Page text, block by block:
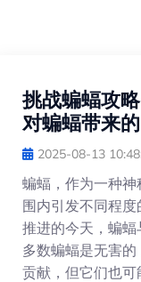
挑战蝙蝠攻
对蝙蝠带来
2025-08-13
蝙蝠，作为一种
围内引发不同程
推进的今天，蝙
多数蝙蝠是无害
贡献，但它们也